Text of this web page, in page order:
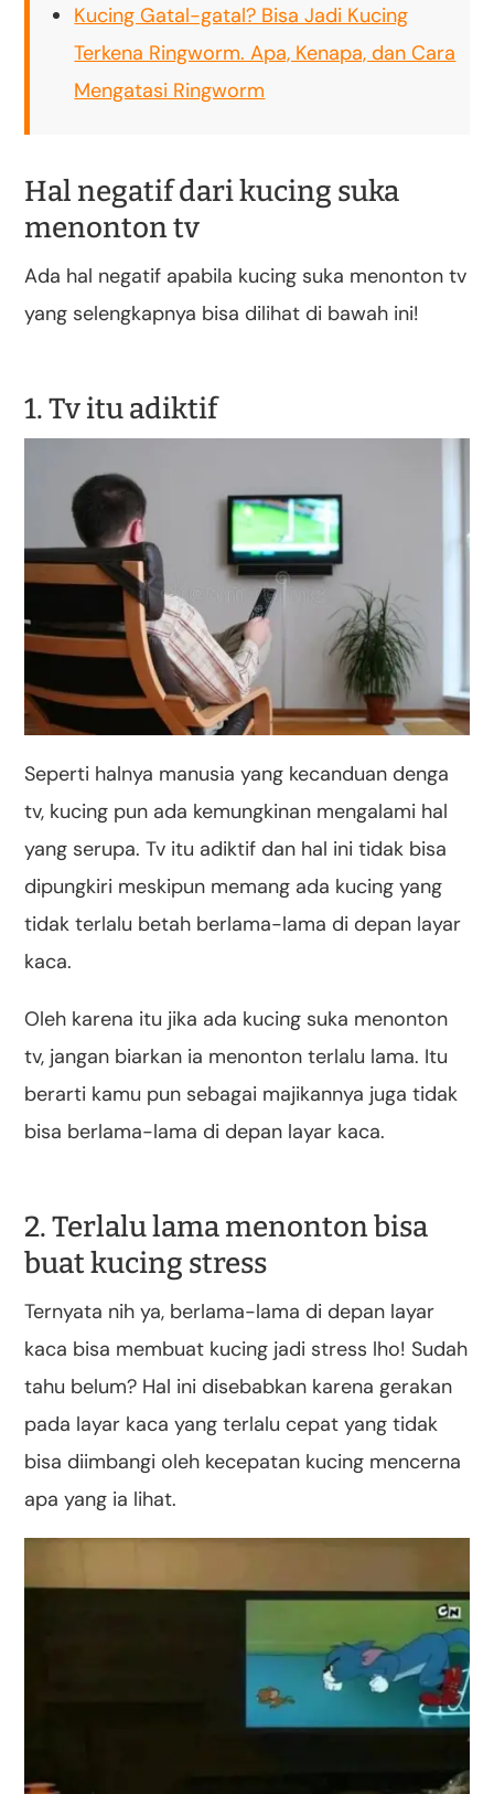
Kucing Gatal-gatal? Bisa Jadi Kucing
Terkena Ringworm. Apa, Kenapa, dan Cara
Mengatasi Ringworm
Hal negatif dari kucing suka
menonton tv
Ada hal negatif apabila kucing suka menonton tv
yang selengkapnya bisa dilihat di bawah ini!
1. Tv itu adiktif
Seperti halnya manusia yang kecanduan denga
tv, kucing pun ada kemungkinan mengalami hal
yang serupa. Tv itu adiktif dan hal ini tidak bisa
dipungkiri meskipun memang ada kucing yang
tidak terlalu betah berlama-lama di depan layar
kaca.
Oleh karena itu jika ada kucing suka menonton
tv, jangan biarkan ia menonton terlalu lama. Itu
berarti kamu pun sebagai majikannya juga tidak
bisa berlama-lama di depan layar kaca.
2. Terlalu lama menonton bisa
buat kucing stress
Ternyata nih ya, berlama-lama di depan layar
kaca bisa membuat kucing jadi stress lho! Sudah
tahu belum? Hal ini disebabkan karena gerakan
pada layar kaca yang terlalu cepat yang tidak
bisa diimbangi oleh kecepatan kucing mencerna
apa yang ia lihat.